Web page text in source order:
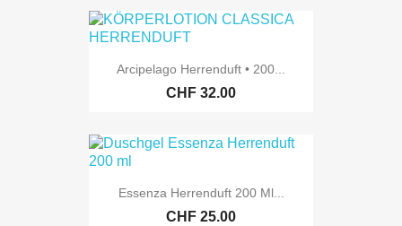
Arcipelago Herrenduft • 200...
CHF 32.00
Essenza Herrenduft 200 Ml...
CHF 25.00